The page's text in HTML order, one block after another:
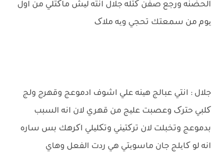
الحضنه ورجع صفن کتله جلال انته لیش ماکتلي من اول
یوم من سمعتك تحجي ویه ملاک
جلال : انتي عبالج هینه علي اشوف ادموعج وقهرج ولج
کلبي حترک وعصبت علیج من قهري لان انه السبب
بدموعج وتخبلت لان ترکتیني وتکلیلي اکرهك بس ساره
انه لو کایلج جان ماسویتي هي ردت الفعل وهاي